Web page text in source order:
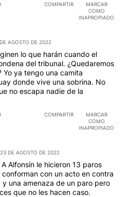
COMPARTIR
MARCAR
COMO
INAPROPIADO
AGOSTO DE 2022
lo que harán cuando el
del tribunal. ¿Quedaremos
Yo ya tengo una camita
donde vive una sobrina. No
no escapa nadie de la
COMPARTIR
MARCAR
COMO
INAPROPIADO
23 DE AGOSTO DE 2022
Alfonsín le hicieron 13 paros
conforman con un acto en contra
una amenaza de un paro pero
que no les hacen caso.